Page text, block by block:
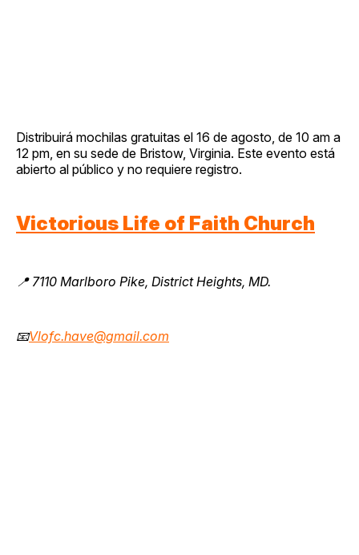
Distribuirá mochilas gratuitas el 16 de agosto, de 10 am a
12 pm, en su sede de Bristow, Virginia. Este evento está
abierto al público y no requiere registro.
Victorious Life of Faith Church
📍 7110 Marlboro Pike, District Heights, MD.
📧Vlofc.have@gmail.com